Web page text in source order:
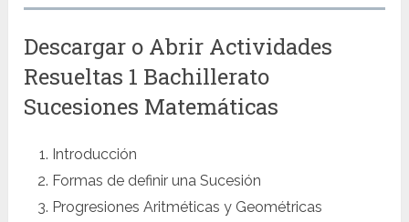
Descargar o Abrir Actividades
Resueltas 1 Bachillerato
Sucesiones Matemáticas
Introducción
Formas de definir una Sucesión
Progresiones Aritméticas y Geométricas